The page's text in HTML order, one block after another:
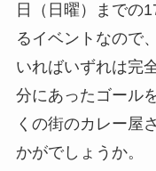
日（日曜）までの
るイベントなので
いればいずれは完
分にあったゴール
くの街のカレー屋
かがでしょうか。